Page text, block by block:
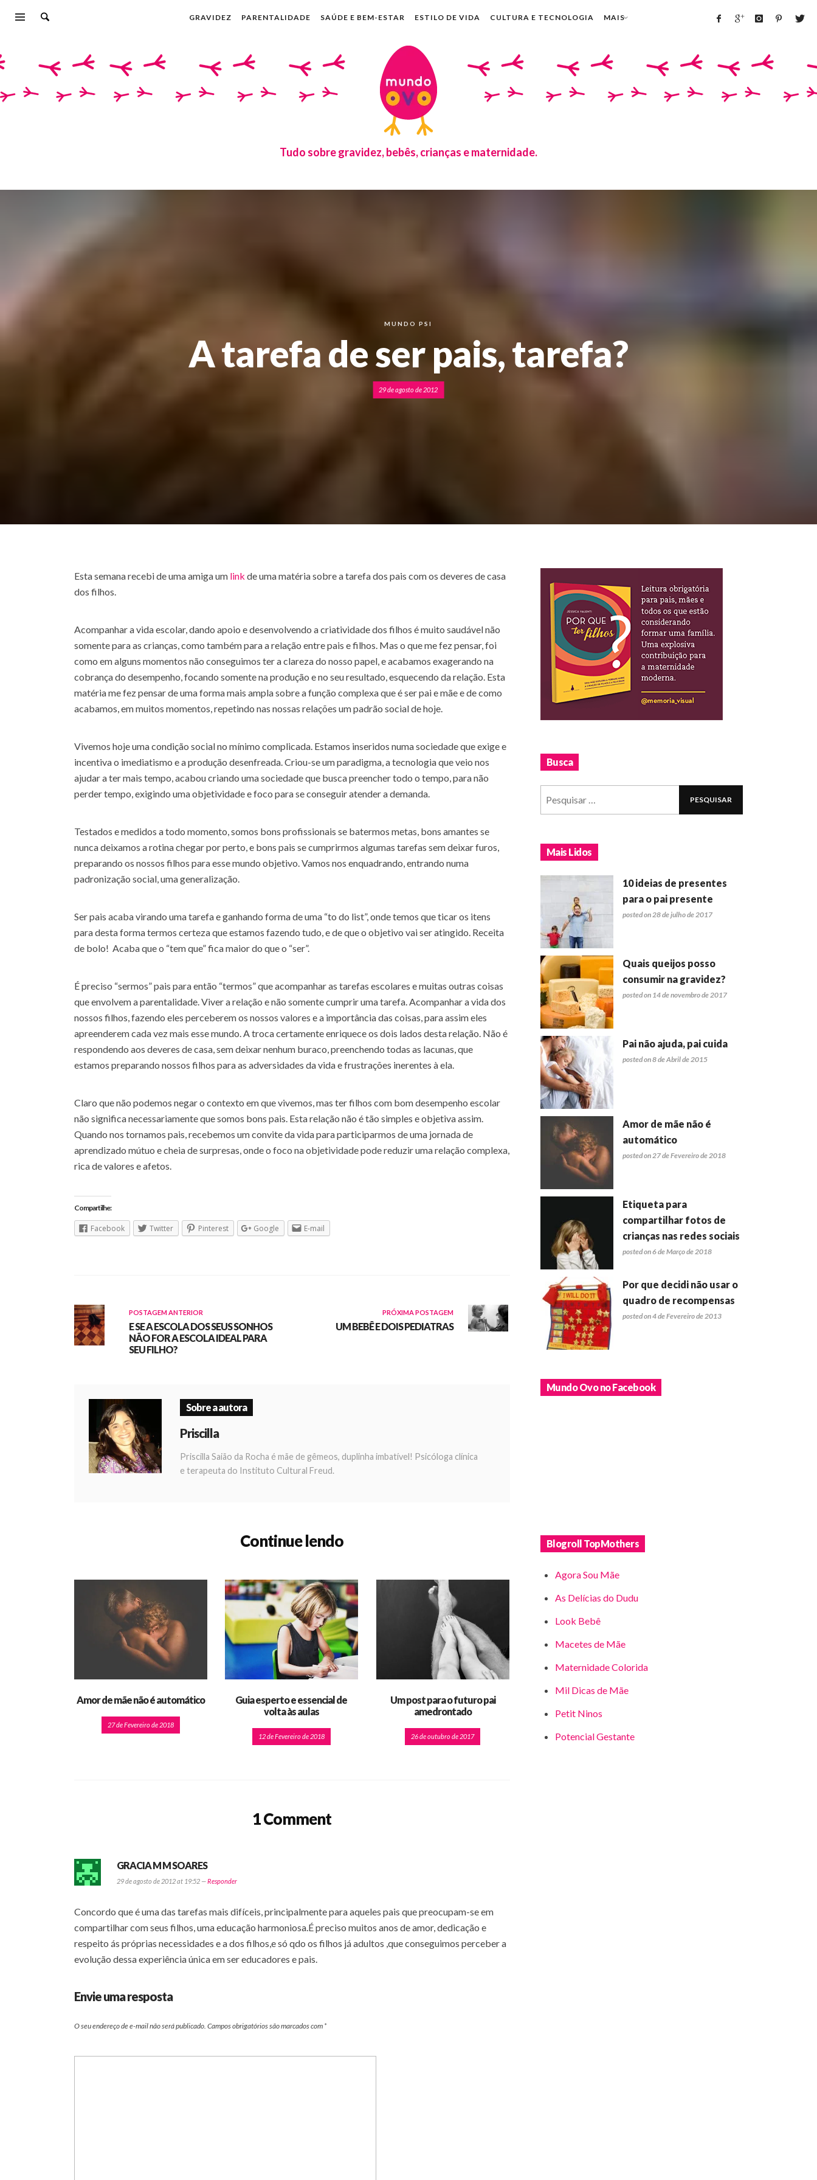
GRAVIDEZ PARENTALIDADE SAÚDE E BEM-ESTAR ESTILO DE VIDA CULTURA E TECNOLOGIA MAIS
Tudo sobre gravidez, bebês, crianças e maternidade.
MUNDO PSI
A tarefa de ser pais, tarefa?
29 de agosto de 2012
Esta semana recebi de uma amiga um link de uma matéria sobre a tarefa dos pais com os deveres de casa
dos filhos.
Acompanhar a vida escolar, dando apoio e desenvolvendo a criatividade dos filhos é muito saudável não
somente para as crianças, como também para a relação entre pais e filhos. Mas o que me fez pensar, foi
como em alguns momentos não conseguimos ter a clareza do nosso papel, e acabamos exagerando na
cobrança do desempenho, focando somente na produção e no seu resultado, esquecendo da relação. Esta
matéria me fez pensar de uma forma mais ampla sobre a função complexa que é ser pai e mãe e de como
acabamos, em muitos momentos, repetindo nas nossas relações um padrão social de hoje.
Vivemos hoje uma condição social no mínimo complicada. Estamos inseridos numa sociedade que exige e
incentiva o imediatismo e a produção desenfreada. Criou-se um paradigma, a tecnologia que veio nos
ajudar a ter mais tempo, acabou criando uma sociedade que busca preencher todo o tempo, para não
perder tempo, exigindo uma objetividade e foco para se conseguir atender a demanda.
Testados e medidos a todo momento, somos bons profissionais se batermos metas, bons amantes se
nunca deixamos a rotina chegar por perto, e bons pais se cumprirmos algumas tarefas sem deixar furos,
preparando os nossos filhos para esse mundo objetivo. Vamos nos enquadrando, entrando numa
padronização social, uma generalização.
Ser pais acaba virando uma tarefa e ganhando forma de uma “to do list”, onde temos que ticar os itens
para desta forma termos certeza que estamos fazendo tudo, e de que o objetivo vai ser atingido. Receita
de bolo! Acaba que o “tem que” fica maior do que o “ser”.
É preciso “sermos” pais para então “termos” que acompanhar as tarefas escolares e muitas outras coisas
que envolvem a parentalidade. Viver a relação e não somente cumprir uma tarefa. Acompanhar a vida dos
nossos filhos, fazendo eles perceberem os nossos valores e a importância das coisas, para assim eles
apreenderem cada vez mais esse mundo. A troca certamente enriquece os dois lados desta relação. Não é
respondendo aos deveres de casa, sem deixar nenhum buraco, preenchendo todas as lacunas, que
estamos preparando nossos filhos para as adversidades da vida e frustrações inerentes à ela.
Claro que não podemos negar o contexto em que vivemos, mas ter filhos com bom desempenho escolar
não significa necessariamente que somos bons pais. Esta relação não é tão simples e objetiva assim.
Quando nos tornamos pais, recebemos um convite da vida para participarmos de uma jornada de
aprendizado mútuo e cheia de surpresas, onde o foco na objetividade pode reduzir uma relação complexa,
rica de valores e afetos.
Compartilhe:
Facebook Twitter Pinterest Google E-mail
POSTAGEM ANTERIOR
E SE A ESCOLA DOS SEUS SONHOS
NÃO FOR A ESCOLA IDEAL PARA
SEU FILHO?
PRÓXIMA POSTAGEM
UM BEBÊ E DOIS PEDIATRAS
Sobre a autora
Priscilla
Priscilla Saião da Rocha é mãe de gêmeos, duplinha imbatível! Psicóloga clínica
e terapeuta do Instituto Cultural Freud.
Continue lendo
Amor de mãe não é automático
27 de Fevereiro de 2018
Guia esperto e essencial de
volta às aulas
12 de Fevereiro de 2018
Um post para o futuro pai
amedrontado
26 de outubro de 2017
1 Comment
GRACIA M M SOARES
29 de agosto de 2012 at 19:52 —Responder
Concordo que é uma das tarefas mais difíceis, principalmente para aqueles pais que preocupam-se em
compartilhar com seus filhos, uma educação harmoniosa.É preciso muitos anos de amor, dedicação e
respeito ás próprias necessidades e a dos filhos,e só qdo os filhos já adultos ,que conseguimos perceber a
evolução dessa experiência única em ser educadores e pais.
Envie uma resposta
O seu endereço de e-mail não será publicado. Campos obrigatórios são marcados com *
Busca
Mais Lidos
10 ideias de presentes
para o pai presente
posted on 28 de julho de 2017
Quais queijos posso
consumir na gravidez?
posted on 14 de novembro de 2017
Pai não ajuda, pai cuida
posted on 8 de Abril de 2015
Amor de mãe não é
automático
posted on 27 de Fevereiro de 2018
Etiqueta para
compartilhar fotos de
crianças nas redes sociais
posted on 6 de Março de 2018
Por que decidi não usar o
quadro de recompensas
posted on 4 de Fevereiro de 2013
Mundo Ovo no Facebook
Blogroll TopMothers
Agora Sou Mãe
As Delícias do Dudu
Look Bebê
Macetes de Mãe
Maternidade Colorida
Mil Dicas de Mãe
Petit Ninos
Potencial Gestante